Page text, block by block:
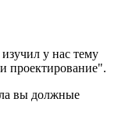
у нас тему
проектирование".
вы должные